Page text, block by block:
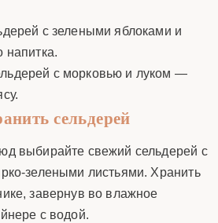
с зелеными яблоками и
напитка.
с морковью и луком —
сельдерей
выбирайте свежий сельдерей с
зелеными листьями. Хранить
завернув во влажное
с водой.